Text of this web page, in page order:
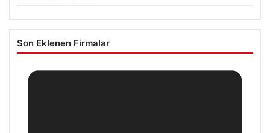
Son Eklenen Firmalar